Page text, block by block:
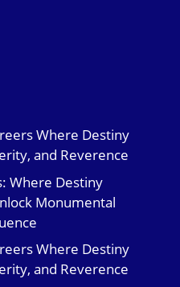
Where Destiny
and Reverence
Where Destiny
Monumental
Where Destiny
and Reverence